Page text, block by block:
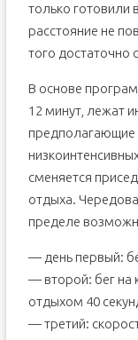
только
расстояние не
того достаточно
В основе
12 минут, лежат
предполагающие
сменяется
отдыха.
пределе
— день первый:
— второй: бег на
отдыхом 40
— третий: